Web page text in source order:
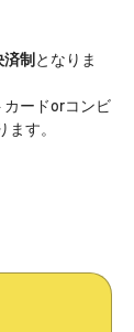
済制となりま
カードorコンビ
ます。